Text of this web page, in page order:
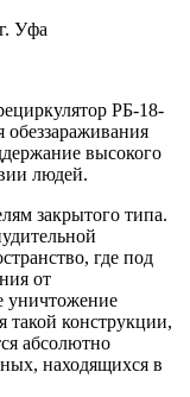
Уфа
РБ-18-
высокого
людей.
закрытого типа.
где под
от
уничтожение
такой конструкции,
абсолютно
находящихся в